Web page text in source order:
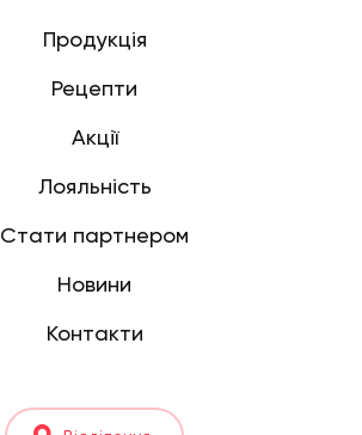
Продукція
Рецепти
Акції
Лояльність
Стати партнером
Новини
Контакти